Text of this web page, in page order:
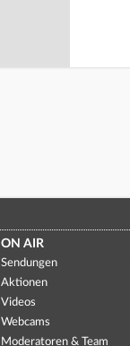
ON AIR
Sendungen
Aktionen
Videos
Webcams
Moderatoren & Team